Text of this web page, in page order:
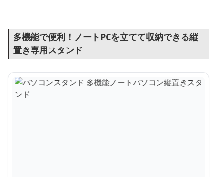
多機能で便利！ノートPCを立てて収納できる縦
置き専用スタンド